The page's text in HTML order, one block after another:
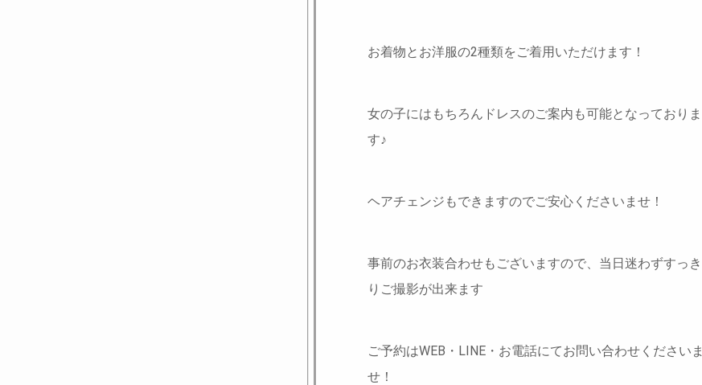
お着物とお洋服の2種類をご着用いただけます！
女の子にはもちろんドレスのご案内も可能となっておりま
す♪
ヘアチェンジもできますのでご安心くださいませ！
事前のお衣装合わせもございますので、当日迷わずすっき
りご撮影が出来ます
ご予約はWEB・LINE・お電話にてお問い合わせくださいま
せ！